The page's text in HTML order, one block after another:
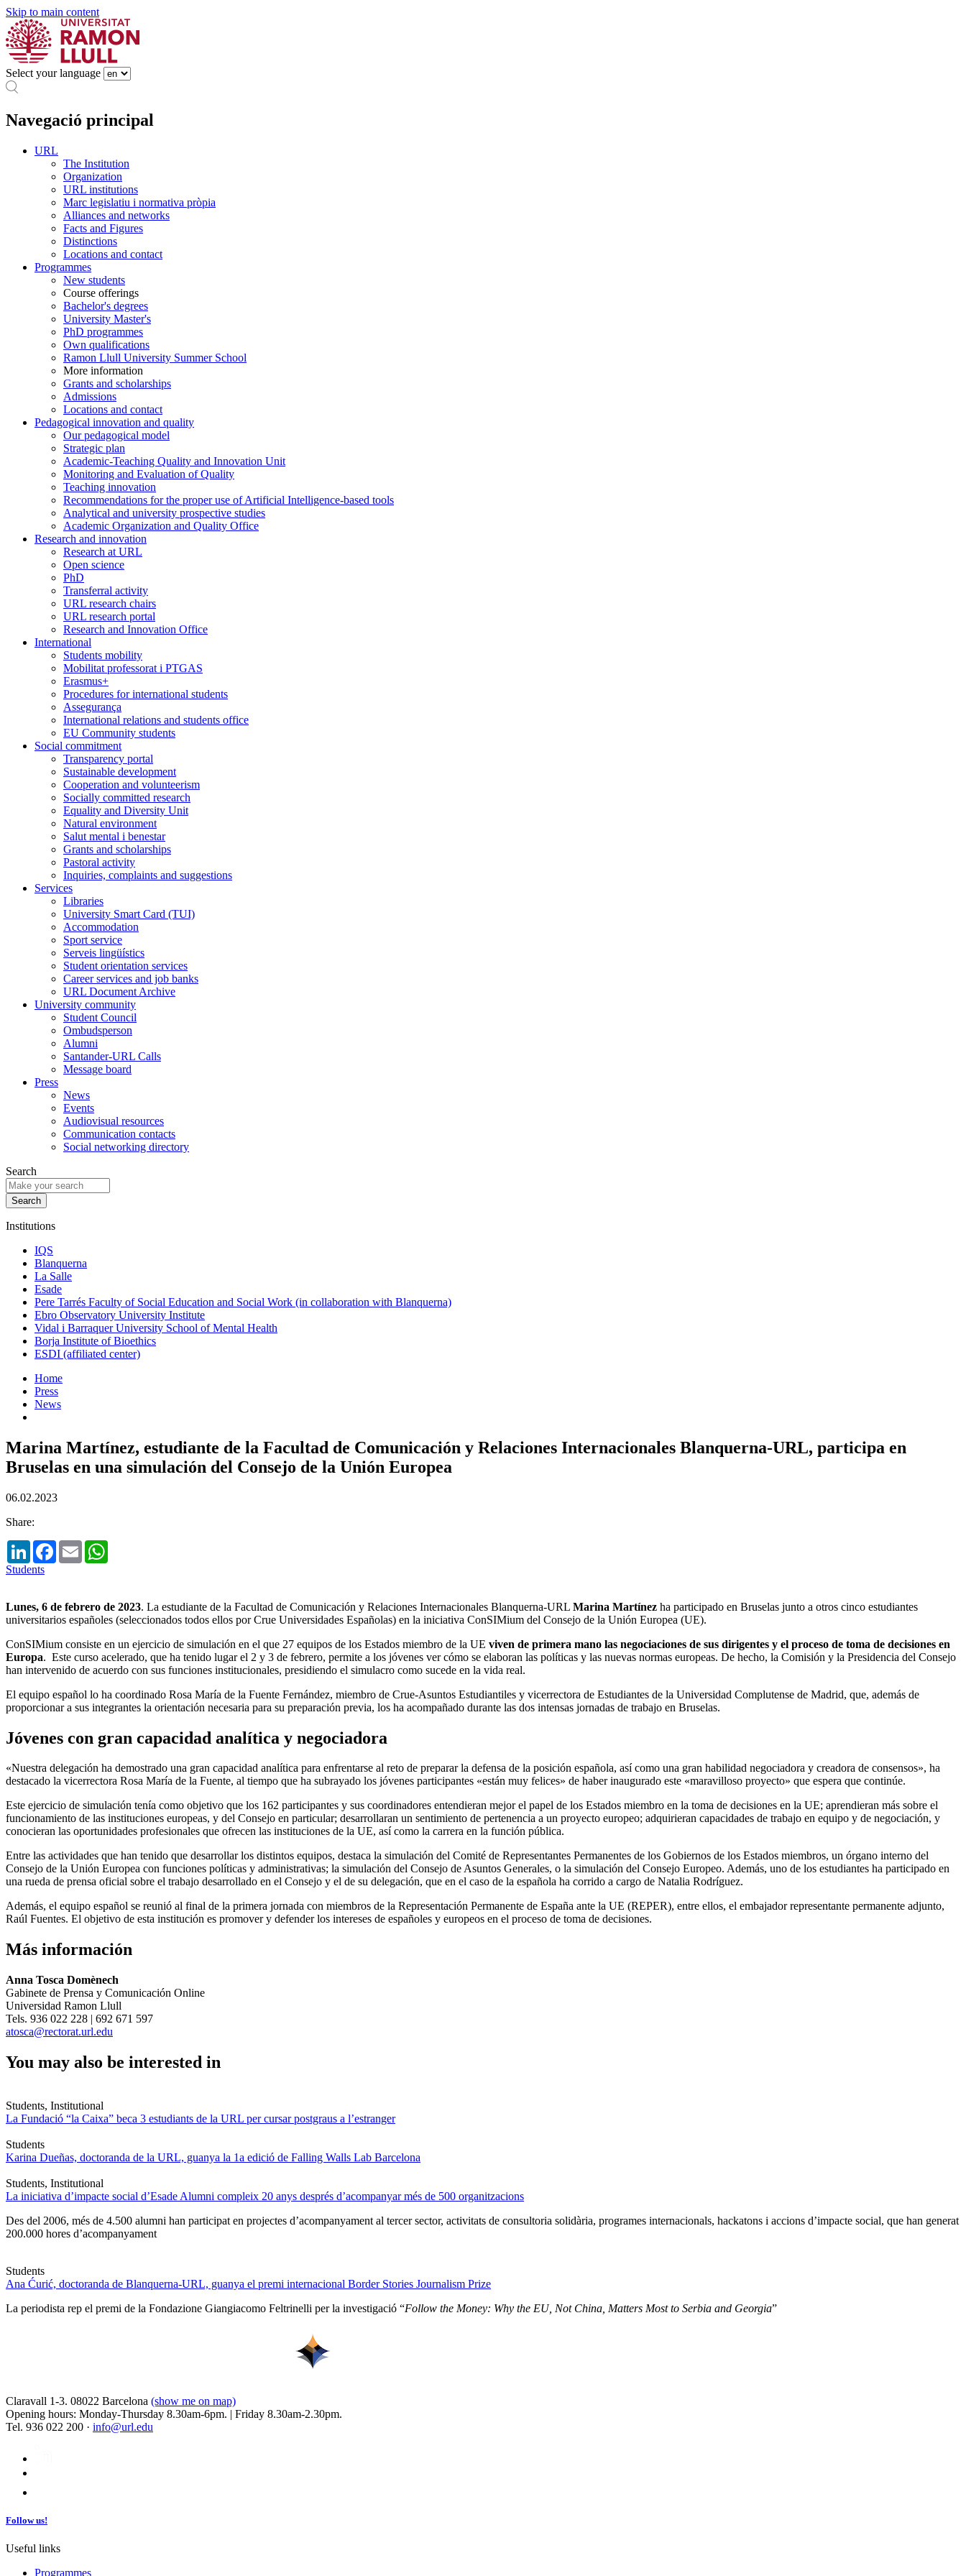
Skip to main content
Select your language
Navegació principal
URL
The Institution
Organization
URL institutions
Marc legislatiu i normativa pròpia
Alliances and networks
Facts and Figures
Distinctions
Locations and contact
Programmes
New students
Course offerings
Bachelor's degrees
University Master's
PhD programmes
Own qualifications
Ramon Llull University Summer School
More information
Grants and scholarships
Admissions
Locations and contact
Pedagogical innovation and quality
Our pedagogical model
Strategic plan
Academic-Teaching Quality and Innovation Unit
Monitoring and Evaluation of Quality
Teaching innovation
Recommendations for the proper use of Artificial Intelligence-based tools
Analytical and university prospective studies
Academic Organization and Quality Office
Research and innovation
Research at URL
Open science
PhD
Transferral activity
URL research chairs
URL research portal
Research and Innovation Office
International
Students mobility
Mobilitat professorat i PTGAS
Erasmus+
Procedures for international students
Assegurança
International relations and students office
EU Community students
Social commitment
Transparency portal
Sustainable development
Cooperation and volunteerism
Socially committed research
Equality and Diversity Unit
Natural environment
Salut mental i benestar
Grants and scholarships
Pastoral activity
Inquiries, complaints and suggestions
Services
Libraries
University Smart Card (TUI)
Accommodation
Sport service
Serveis lingüístics
Student orientation services
Career services and job banks
URL Document Archive
University community
Student Council
Ombudsperson
Alumni
Santander-URL Calls
Message board
Press
News
Events
Audiovisual resources
Communication contacts
Social networking directory
Search
Institutions
IQS
Blanquerna
La Salle
Esade
Pere Tarrés Faculty of Social Education and Social Work (in collaboration with Blanquerna)
Ebro Observatory University Institute
Vidal i Barraquer University School of Mental Health
Borja Institute of Bioethics
ESDI (affiliated center)
Home
Press
News
Marina Martínez, estudiante de la Facultad de Comunicación y Relaciones Internacionales Blanquerna-URL, participa en
Bruselas en una simulación del Consejo de la Unión Europea
06.02.2023
Share:
LinkedInFacebook
Email
Students
Lunes, 6 de febrero de 2023. La estudiante de la Facultad de Comunicación y Relaciones Internacionales Blanquerna-URL Marina Martínez ha participado en Bruselas junto a otros cinco estudiantes
universitarios españoles (seleccionados todos ellos por Crue Universidades Españolas) en la iniciativa ConSIMium del Consejo de la Unión Europea (UE).
ConSIMium consiste en un ejercicio de simulación en el que 27 equipos de los Estados miembro de la UE viven de primera mano las negociaciones de sus dirigentes y el proceso de toma de decisiones en
Europa. Este curso acelerado, que ha tenido lugar el 2 y 3 de febrero, permite a los jóvenes ver cómo se elaboran las políticas y las nuevas normas europeas. De hecho, la Comisión y la Presidencia del Consejo
han intervenido de acuerdo con sus funciones institucionales, presidiendo el simulacro como sucede en la vida real.
El equipo español lo ha coordinado Rosa María de la Fuente Fernández, miembro de Crue-Asuntos Estudiantiles y vicerrectora de Estudiantes de la Universidad Complutense de Madrid, que, además de
proporcionar a sus integrantes la orientación necesaria para su preparación previa, los ha acompañado durante las dos intensas jornadas de trabajo en Bruselas.
Jóvenes con gran capacidad analítica y negociadora
«Nuestra delegación ha demostrado una gran capacidad analítica para enfrentarse al reto de preparar la defensa de la posición española, así como una gran habilidad negociadora y creadora de consensos», ha
destacado la vicerrectora Rosa María de la Fuente, al tiempo que ha subrayado los jóvenes participantes «están muy felices» de haber inaugurado este «maravilloso proyecto» que espera que continúe.
Este ejercicio de simulación tenía como objetivo que los 162 participantes y sus coordinadores entendieran mejor el papel de los Estados miembro en la toma de decisiones en la UE; aprendieran más sobre el
funcionamiento de las instituciones europeas, y del Consejo en particular; desarrollaran un sentimiento de pertenencia a un proyecto europeo; adquirieran capacidades de trabajo en equipo y de negociación, y
conocieran las oportunidades profesionales que ofrecen las instituciones de la UE, así como la carrera en la función pública.
Entre las actividades que han tenido que desarrollar los distintos equipos, destaca la simulación del Comité de Representantes Permanentes de los Gobiernos de los Estados miembros, un órgano interno del
Consejo de la Unión Europea con funciones políticas y administrativas; la simulación del Consejo de Asuntos Generales, o la simulación del Consejo Europeo. Además, uno de los estudiantes ha participado en
una rueda de prensa oficial sobre el trabajo desarrollado en el Consejo y el de su delegación, que en el caso de la española ha corrido a cargo de Natalia Rodríguez.
Además, el equipo español se reunió al final de la primera jornada con miembros de la Representación Permanente de España ante la UE (REPER), entre ellos, el embajador representante permanente adjunto,
Raúl Fuentes. El objetivo de esta institución es promover y defender los intereses de españoles y europeos en el proceso de toma de decisiones.
Más información
Anna Tosca Domènech
Gabinete de Prensa y Comunicación Online
Universidad Ramon Llull
Tels. 936 022 228 | 692 671 597
atosca@rectorat.url.edu
You may also be interested in
Students, Institutional
La Fundació “la Caixa” beca 3 estudiants de la URL per cursar postgraus a l’estranger
Students
Karina Dueñas, doctoranda de la URL, guanya la 1a edició de Falling Walls Lab Barcelona
Students, Institutional
La iniciativa d’impacte social d’Esade Alumni compleix 20 anys després d’acompanyar més de 500 organitzacions
Des del 2006, més de 4.500 alumni han participat en projectes d’acompanyament al tercer sector, activitats de consultoria solidària, programes internacionals, hackatons i accions d’impacte social, que han generat
200.000 hores d’acompanyament
Students
Ana Ćurić, doctoranda de Blanquerna-URL, guanya el premi internacional Border Stories Journalism Prize
La periodista rep el premi de la Fondazione Giangiacomo Feltrinelli per la investigació “Follow the Money: Why the EU, Not China, Matters Most to Serbia and Georgia”
Claravall 1-3. 08022 Barcelona (show me on map)
Opening hours: Monday-Thursday 8.30am-6pm. | Friday 8.30am-2.30pm.
Tel. 936 022 200 · info@url.edu
Follow us!
Useful links
Programmes